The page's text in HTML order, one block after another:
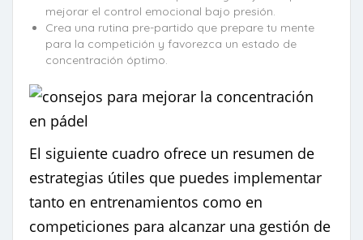
mejorar el control emocional bajo presión.
Crea una rutina pre-partido que prepare tu mente
para la competición y favorezca un estado de
concentración óptimo.
El siguiente cuadro ofrece un resumen de
estrategias útiles que puedes implementar
tanto en entrenamientos como en
competiciones para alcanzar una gestión de